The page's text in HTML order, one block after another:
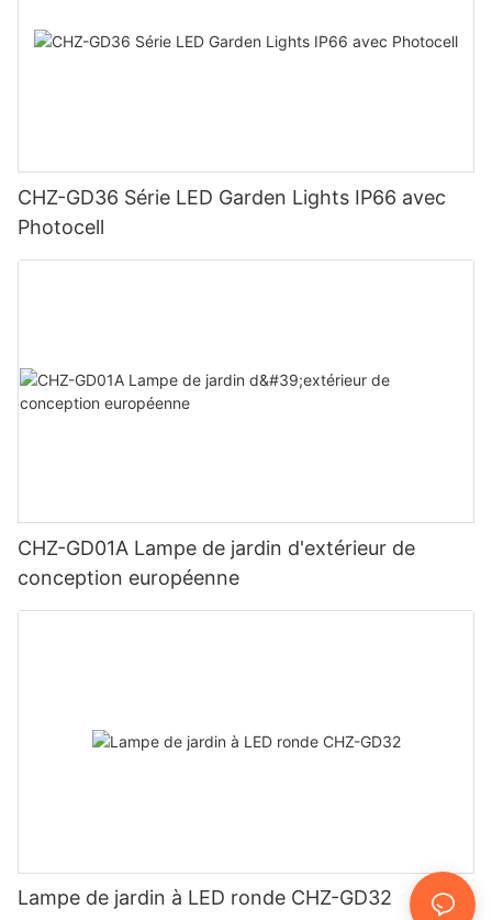
CHZ-GD36 Série LED Garden Lights IP66 avec
Photocell
CHZ-GD01A Lampe de jardin d'extérieur de
conception européenne
Lampe de jardin à LED ronde CHZ-GD32